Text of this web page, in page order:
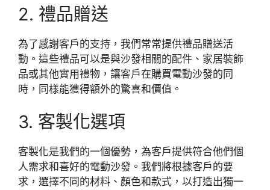
2. 禮品贈送
為了感謝客戶的支持，我們常常提供禮品贈送活
動。這些禮品可以是與沙發相關的配件、家居裝飾
品或其他實用禮物，讓客戶在購買電動沙發的同
時，同樣能獲得額外的驚喜和價值。
3. 客製化選項
客製化是我們的一個優勢，為客戶提供符合他們個
人需求和喜好的電動沙發。我們將根據客戶的要
求，選擇不同的材料、顏色和款式，以打造出獨一